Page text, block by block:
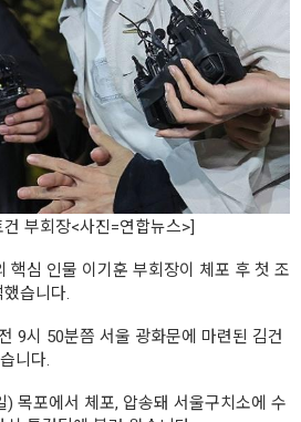
부회장<사진=연합뉴스>]
핵심 인물 이기훈 부회장이 체포 후 첫 조
습니다.
9시 50분쯤 서울 광화문에 마련된 김건
니다.
목포에서 체포, 압송돼 서울구치소에 수